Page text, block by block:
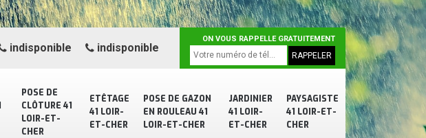
POSE DE
CLÔTURE 41
LOIR-ET-
CHER
ETÊTAGE
41 LOIR-
ET-CHER
POSE DE GAZON
EN ROULEAU 41
LOIR-ET-CHER
JARDINIER
41 LOIR-
ET-CHER
PAYSAGISTE
41 LOIR-ET-
CHER
indisponible indisponible
ON VOUS RAPPELLE GRATUITEMENT